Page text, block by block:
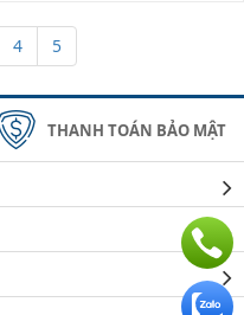
4 5
THANH TOÁN BẢO MẬT